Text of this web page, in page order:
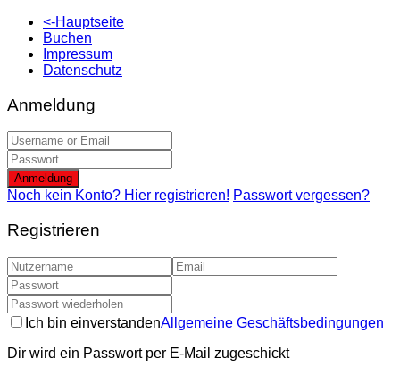
<-Hauptseite
Buchen
Impressum
Datenschutz
Anmeldung
Anmeldung
Noch kein Konto? Hier registrieren! Passwort vergessen?
Registrieren
Ich bin einverstandenAllgemeine Geschäftsbedingungen
Dir wird ein Passwort per E-Mail zugeschickt